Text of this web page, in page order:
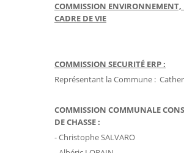
COMMISSION ENVIRONNEMENT,
CADRE DE VIE
COMMISSION SECURITÉ ERP :
Représentant la Commune :
COMMISSION COMMUNALE
DE CHASSE :
- Christophe SALVARO